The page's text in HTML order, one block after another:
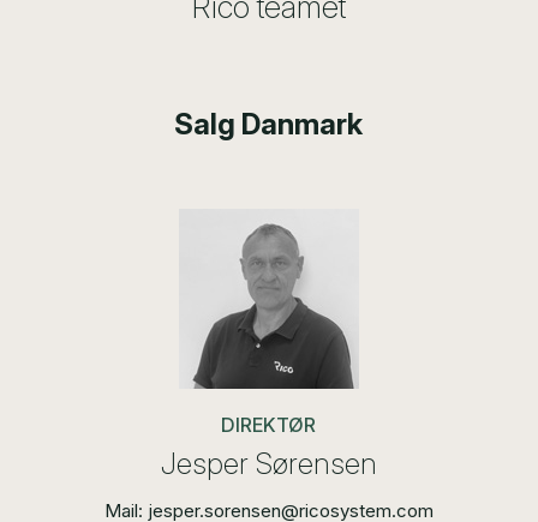
Salg Danmark
DIREKTØR
Jesper Sørensen
Mail: jesper.sorensen@ricosystem.com